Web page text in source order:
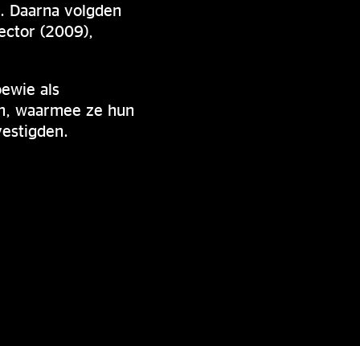
Daarna volgden
(2009),
als
waarmee ze hun